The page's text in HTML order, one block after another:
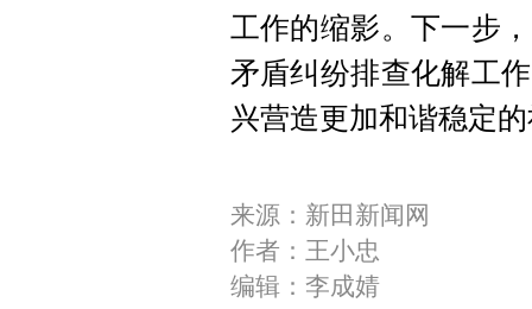
工作的缩影。下一步
矛盾纠纷排查化解工
兴营造更加和谐稳定
来源：新田新闻网
作者：王小忠
编辑：李成婧